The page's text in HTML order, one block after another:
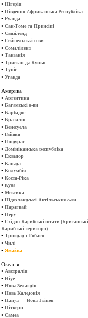
• Нігерія
• Південно-Африканська Республіка
• Руанда
• Сан-Томе та Принсіпі
• Свазіленд
• Сейшельські о-ви
• Сомаліленд
• Танзанія
• Тристан да Кунья
• Туніс
• Уганда
Америка
• Аргентина
• Багамські о-ви
• Барбадос
• Бразилія
• Венесуела
• Гайана
• Гондурас
• Домініканська республіка
• Еквадор
• Канада
• Колумбія
• Коста-Ріка
• Куба
• Мексика
• Нідерландські Антільськие о-ви
• Парагвай
• Перу
• Східно-Карибські штати (Британські
Карибські території)
• Трінідад і Тобаго
• Чилі
• Ямайка
Океанія
• Австралія
• Ніуе
• Нова Зеландія
• Нова Каледонія
• Папуа — Нова Гвінея
• Піткерн
• Самоа